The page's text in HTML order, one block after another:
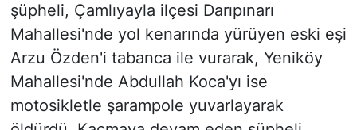
şüpheli, Çamlıyayla ilçesi Darıpınarı
Mahallesi'nde yol kenarında yürüyen eski eşi
Arzu Özden'i tabanca ile vurarak, Yeniköy
Mahallesi'nde Abdullah Koca'yı ise
motosikletle şarampole yuvarlayarak